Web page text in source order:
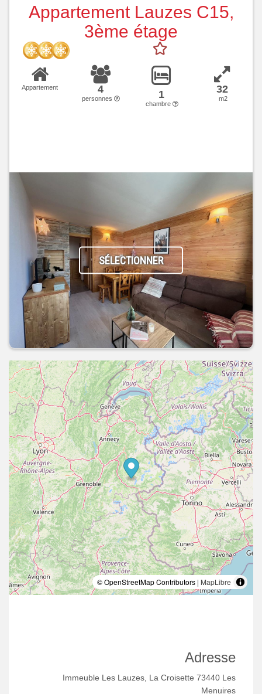
Appartement Lauzes C15,
3ème étage
Appartement 4
personnes 1
chambre
32
m2
SÉLECTIONNER
© OpenStreetMap Contributors | MapLibre
Adresse
Immeuble Les Lauzes, La Croisette 73440 Les
Menuires